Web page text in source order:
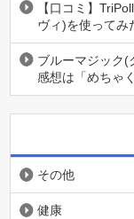
【口コミ】
ヴィ)を使ってみ
ブルーマジック(
感想は「めちゃ
その他
健康